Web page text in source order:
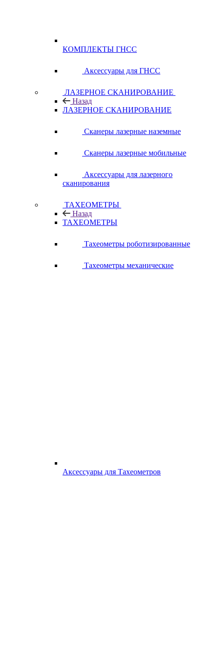
КОМПЛЕКТЫ ГНСС
Аксессуары для ГНСС
ЛАЗЕРНОЕ СКАНИРОВАНИЕ
Назад
ЛАЗЕРНОЕ СКАНИРОВАНИЕ
Сканеры лазерные наземные
Сканеры лазерные мобильные
Аксессуары для лазерного
сканирования
ТАХЕОМЕТРЫ
Назад
ТАХЕОМЕТРЫ
Тахеометры роботизированные
Тахеометры механические
Аксессуары для Тахеометров